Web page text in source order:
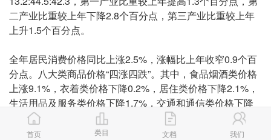
二产业比重较上年下降2.8个百分点，第三产业比重较上年
上升1.5个百分点。
全年居民消费价格同比上涨2.5%，涨幅比上年收窄0.9个百
分点。八大类商品价格“四涨四跌”。其中，食品烟酒类价格
上涨9.1%，衣着类价格下降0.2%，居住类价格下降2.1%，
生活用品及服务类价格下降1.7%，交通和通信类价格下降
3.7%，教育文化和娱乐类价格上涨3.6%，医疗保健类价格
上涨1.4%，其他用品和服务类价格上涨5.8%。
首页 类目 文档 我们